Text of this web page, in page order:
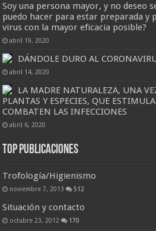
Soy una persona mayor, y no deseo
puedo hacer para estar preparada
virus con la mayor eficacia posible?
abril 19, 2020
DÁNDOLE DURO AL
abril 14, 2020
LA MADRE NATURALEZA, UNA
PLANTAS Y ESPECIES, QUE
COMBATEN LAS INFECCIONES
abril 6, 2020
Top Publicaciones
Trofología/Higienismo
noviembre 7, 2013 512
Situación y contacto
octubre 23, 2012 170